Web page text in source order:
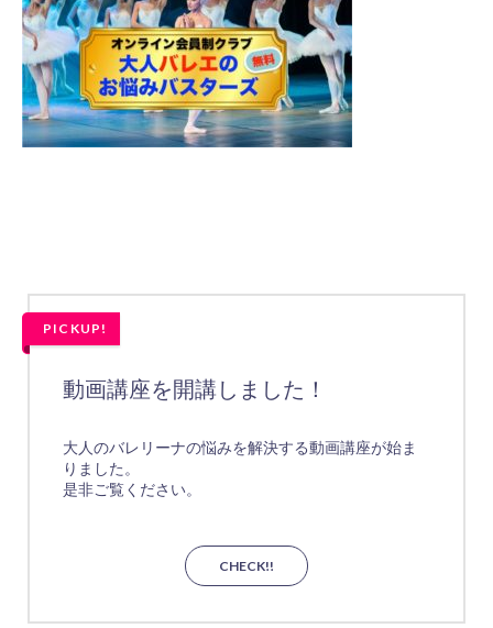
PICKUP!
動画講座を開講しました！
大人のバレリーナの悩みを解決する動画講座が始ま
りました。
是非ご覧ください。
CHECK!!